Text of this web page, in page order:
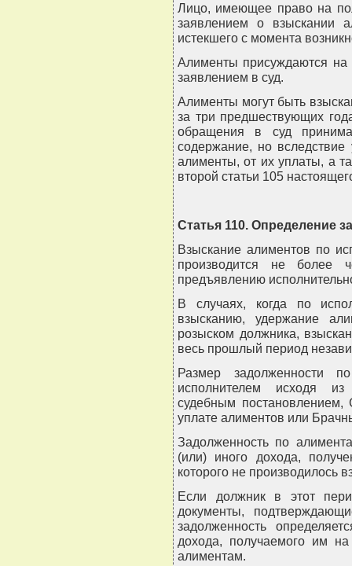
Лицо, имеющее право на
заявлением о взыскании
истекшего с момента
Алименты присуждаются
заявлением в суд.
Алименты могут быть
за три предшествующих
обращения в суд
содержание, но вследствие
алименты, от их уплаты, а
второй статьи 105
Статья 110. Определение
Взыскание алиментов по
производится не более
предъявлению
В случаях, когда по
взысканию, удержание
розыском должника,
весь прошлый период
Размер задолженности
исполнителем исходя
судебным
уплате алиментов или
Задолженность по
(или) иного дохода,
которого не производилось
Если должник в этот
документы,
задолженность
дохода, получаемого им
алиментам.